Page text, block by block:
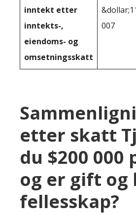
inntekt etter
inntekts-,
eiendoms- og
omsetningsskatt
007
etter skatt
du $200 000
og er gift og
fellesskap?